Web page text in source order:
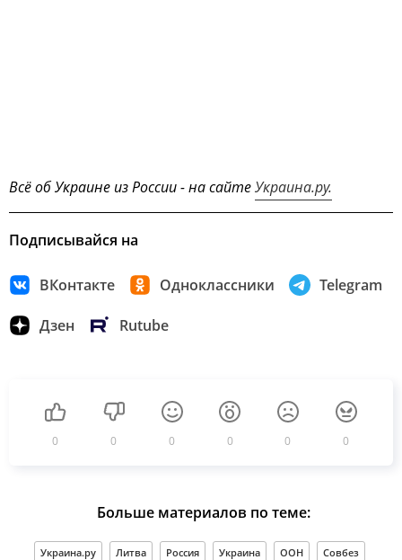
Всё об Украине из России - на сайтеУкраина.ру.
Подписывайся на
ВКонтакте Одноклассники Telegram
Дзен Rutube
0 0 0 0 0 0
Больше материалов по теме:
Украина.ру Литва Россия Украина ООН Совбез